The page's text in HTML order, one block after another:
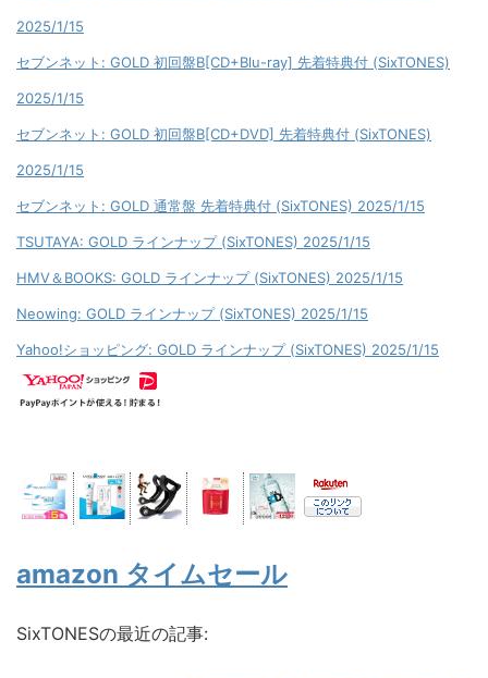
2025/1/15
セブンネット: GOLD 初回盤B[CD+Blu-ray] 先着特典付 (SixTONES)
2025/1/15
セブンネット: GOLD 初回盤B[CD+DVD] 先着特典付 (SixTONES)
2025/1/15
セブンネット: GOLD 通常盤 先着特典付 (SixTONES) 2025/1/15
TSUTAYA: GOLD ラインナップ (SixTONES) 2025/1/15
HMV＆BOOKS: GOLD ラインナップ (SixTONES) 2025/1/15
Neowing: GOLD ラインナップ (SixTONES) 2025/1/15
Yahoo!ショッピング: GOLD ラインナップ (SixTONES) 2025/1/15
amazon タイムセール
SixTONESの最近の記事: